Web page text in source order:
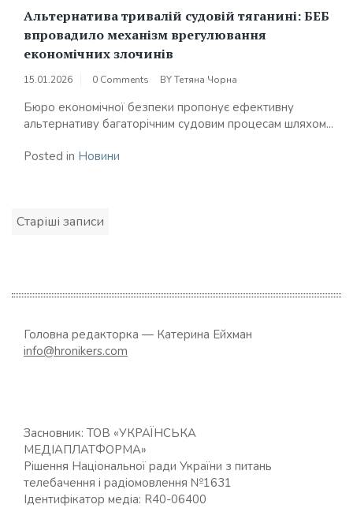
Альтернатива тривалій судовій тяганині: БЕБ
впровадило механізм врегулювання
економічних злочинів
15.01.2026 0 Comments BYТетяна Чорна
Бюро економічної безпеки пропонує ефективну
альтернативу багаторічним судовим процесам шляхом...
Posted in Новини
Навігація
Старіші записи
Головна редакторка — Катерина Ейхман
info@hronikers.com
Засновник: ТОВ «УКРАЇНСЬКА
МЕДІАПЛАТФОРМА»
Рішення Національної ради України з питань
телебачення і радіомовлення №1631
Ідентифікатор медіа: R40-06400